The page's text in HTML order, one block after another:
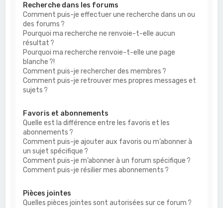
Recherche dans les forums
Comment puis-je effectuer une recherche dans un ou
des forums ?
Pourquoi ma recherche ne renvoie-t-elle aucun
résultat ?
Pourquoi ma recherche renvoie-t-elle une page
blanche ?!
Comment puis-je rechercher des membres ?
Comment puis-je retrouver mes propres messages et
sujets ?
Favoris et abonnements
Quelle est la différence entre les favoris et les
abonnements ?
Comment puis-je ajouter aux favoris ou m’abonner à
un sujet spécifique ?
Comment puis-je m’abonner à un forum spécifique ?
Comment puis-je résilier mes abonnements ?
Pièces jointes
Quelles pièces jointes sont autorisées sur ce forum ?